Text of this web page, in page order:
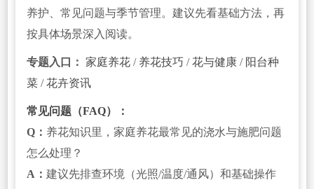
养护、常见问题与季节管理。建议先看基础方法，再
按具体场景深入阅读。
专题入口： 家庭养花/ 养花技巧 /花与健康/ 阳台种
菜/花卉资讯
常见问题（FAQ）：
Q： 养花知识里，家庭养花最常见的浇水与施肥问题
怎么处理？
A： 建议先排查环境（光照/温度/通风）和基础操作